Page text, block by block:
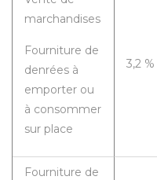
marchandises
Fourniture de
denrées à
emporter ou
à consommer
sur place
3,2 %
Fourniture de